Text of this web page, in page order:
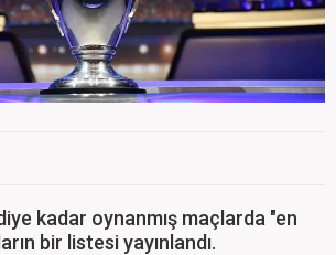
kadar oynanmış maçlarda "en
bir listesi yayınlandı.